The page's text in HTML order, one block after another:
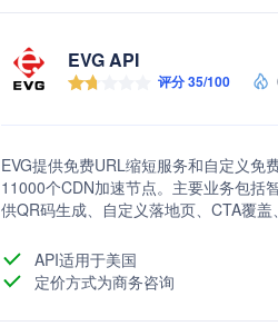
EVG API
评分 35/100
EVG提供免费URL缩短服务和自定义免
11000个CDN加速节点。主要业务包括
供QR码生成、自定义落地页、CTA覆
API适用于美国
定价方式为商务咨询